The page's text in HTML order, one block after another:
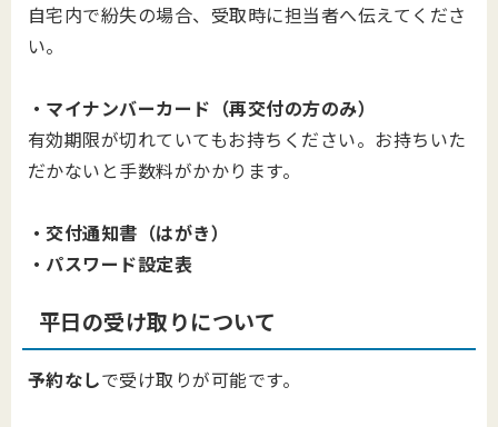
自宅内で紛失の場合、受取時に担当者へ伝えてくださ
い。
・マイナンバーカード（再交付の方のみ）
有効期限が切れていてもお持ちください。お持ちいた
だかないと手数料がかかります。
・交付通知書（はがき）
・パスワード設定表
平日の受け取りについて
予約なしで受け取りが可能です。